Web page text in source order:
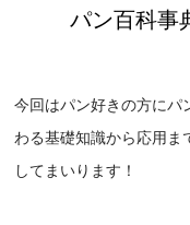
パン百科事
今回はパン好きの方にパ
わる基礎知識から応用ま
してまいります！